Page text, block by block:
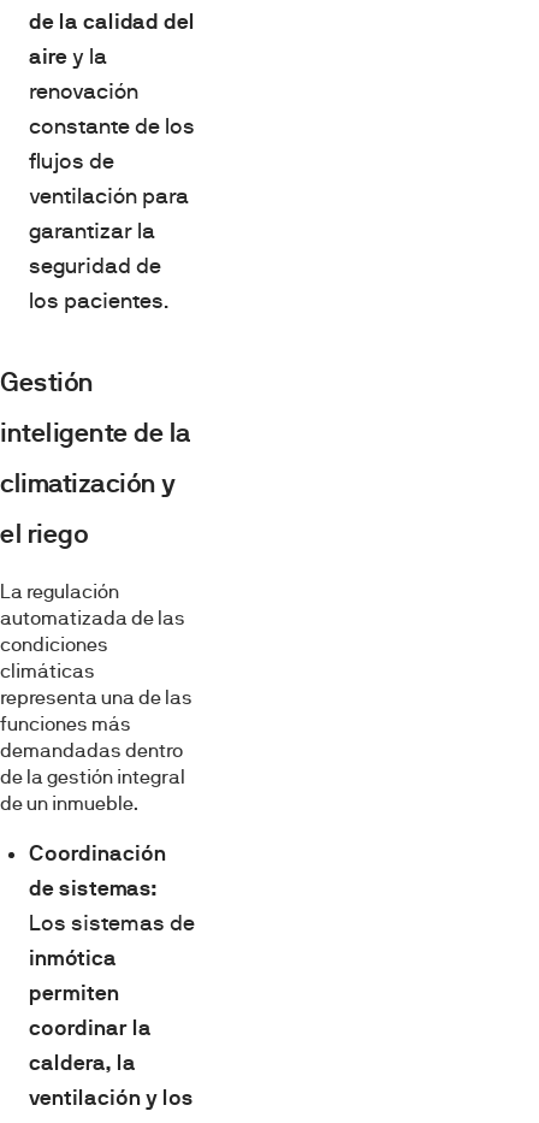
de la calidad del
aire y la
renovación
constante de los
flujos de
ventilación para
garantizar la
seguridad de
los pacientes.
Gestión
inteligente de la
climatización y
el riego
La regulación
automatizada de las
condiciones
climáticas
representa una de las
funciones más
demandadas dentro
de la gestión integral
de un inmueble.
Coordinación
de sistemas:
Los sistemas de
inmótica
permiten
coordinar la
caldera, la
ventilación y los